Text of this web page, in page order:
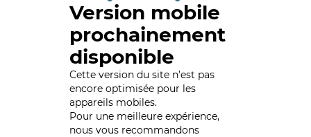
Version mobile
prochainement
disponible
Cette version du site n’est pas
encore optimisée pour les
appareils mobiles.
Pour une meilleure expérience,
nous vous recommandons